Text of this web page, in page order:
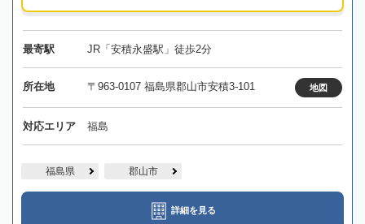
最寄駅 JR「安積永盛駅」徒歩2分
所在地 〒963-0107 福島県郡山市安積3-101 地図
対応エリア 福島
福島県 郡山市
詳細を見る